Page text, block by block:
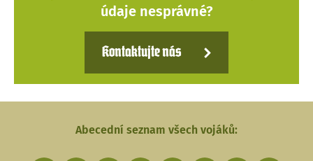
údaje nesprávné?
Kontaktujte nás
Abecední seznam všech vojáků: